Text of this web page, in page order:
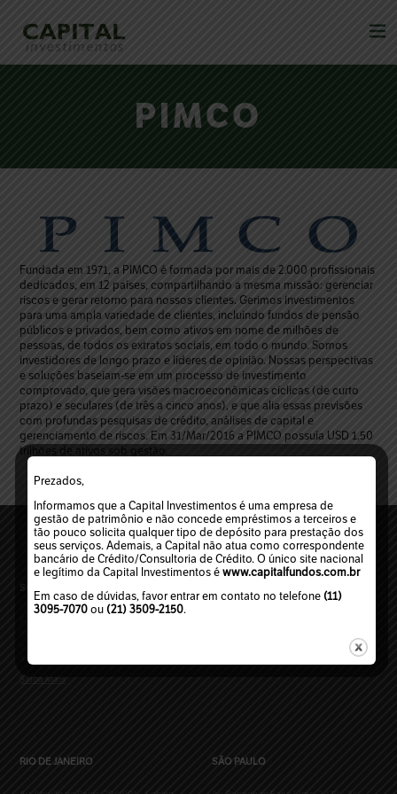
PIMCO
Fundada em 1971, a PIMCO é formada por mais de 2.000 profissionais
dedicados, em 12 países, compartilhando a mesma missão: gerenciar
riscos e gerar retorno para nossos clientes. Gerimos investimentos
para uma ampla variedade de clientes, incluindo fundos de pensão
públicos e privados, bem como ativos em nome de milhões de
pessoas, de todos os extratos sociais, em todo o mundo. Somos
investidores de longo prazo e líderes de opinião. Nossas perspectivas
e soluções baseiam-se em um processo de investimento
comprovado, que gera visões macroeconômicas cíclicas (de curto
prazo) e seculares (de três a cinco anos), e que alia essas previsões
com profundas pesquisas de crédito, análises de capital e
gerenciamento de riscos. Em 31/Mar/2016 a PIMCO possuía USD 1,50
trilhões de ativos sob gestão.
aconselhamento financeiro do Brasil.
Saiba Mais
RIO DE JANEIRO SÃO PAULO
Prezados,
Informamos que a Capital Investimentos é uma empresa de
gestão de patrimônio e não concede empréstimos a terceiros e
tão pouco solicita qualquer tipo de depósito para prestação dos
seus serviços. Ademais, a Capital não atua como correspondente
bancário de Crédito/Consultoria de Crédito. O único site nacional
e legítimo da Capital Investimentos é www.capitalfundos.com.br
Em caso de dúvidas, favor entrar em contato no telefone (11)
3095-7070 ou (21) 3509-2150.